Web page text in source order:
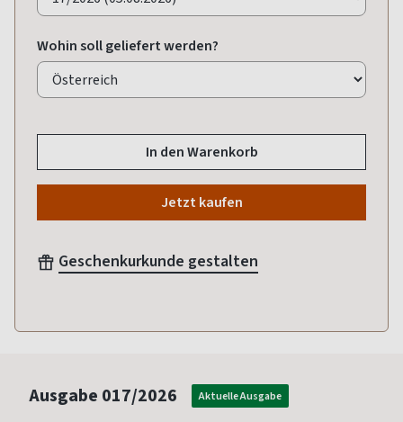
Wohin soll geliefert werden?
In den Warenkorb
Jetzt kaufen
Geschenkurkunde gestalten
Ausgabe 017/2026 Aktuelle Ausgabe